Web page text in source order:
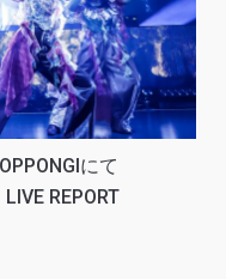
にて
REPORT